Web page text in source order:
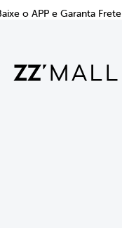
o APP e Garanta Frete